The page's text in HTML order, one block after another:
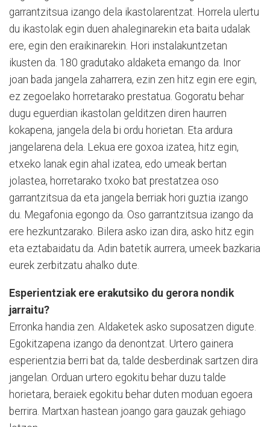
garrantzitsua izango dela ikastolarentzat. Horrela ulertu
du ikastolak egin duen ahaleginarekin eta baita udalak
ere, egin den eraikinarekin. Hori instalakuntzetan
ikusten da. 180 gradutako aldaketa emango da. Inor
joan bada jangela zaharrera, ezin zen hitz egin ere egin,
ez zegoelako horretarako prestatua. Gogoratu behar
dugu eguerdian ikastolan gelditzen diren haurren
kokapena, jangela dela bi ordu horietan. Eta ardura
jangelarena dela. Lekua ere goxoa izatea, hitz egin,
etxeko lanak egin ahal izatea, edo umeak bertan
jolastea, horretarako txoko bat prestatzea oso
garrantzitsua da eta jangela berriak hori guztia izango
du. Megafonia egongo da. Oso garrantzitsua izango da
ere hezkuntzarako. Bilera asko izan dira, asko hitz egin
eta eztabaidatu da. Adin batetik aurrera, umeek bazkaria
eurek zerbitzatu ahalko dute.
Esperientziak ere erakutsiko du gerora nondik
jarraitu?
Erronka handia zen. Aldaketek asko suposatzen digute.
Egokitzapena izango da denontzat. Urtero gainera
esperientzia berri bat da, talde desberdinak sartzen dira
jangelan. Orduan urtero egokitu behar duzu talde
horietara, beraiek egokitu behar duten moduan egoera
berrira. Martxan hastean joango gara gauzak gehiago